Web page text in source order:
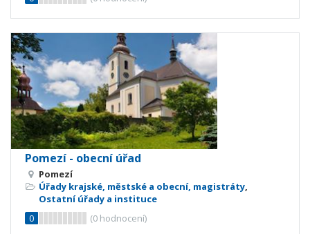
Pomezí - obecní úřad
Pomezí
Úřady krajské, městské a obecní, magistráty,
Ostatní úřady a instituce
0
(0 hodnocení)